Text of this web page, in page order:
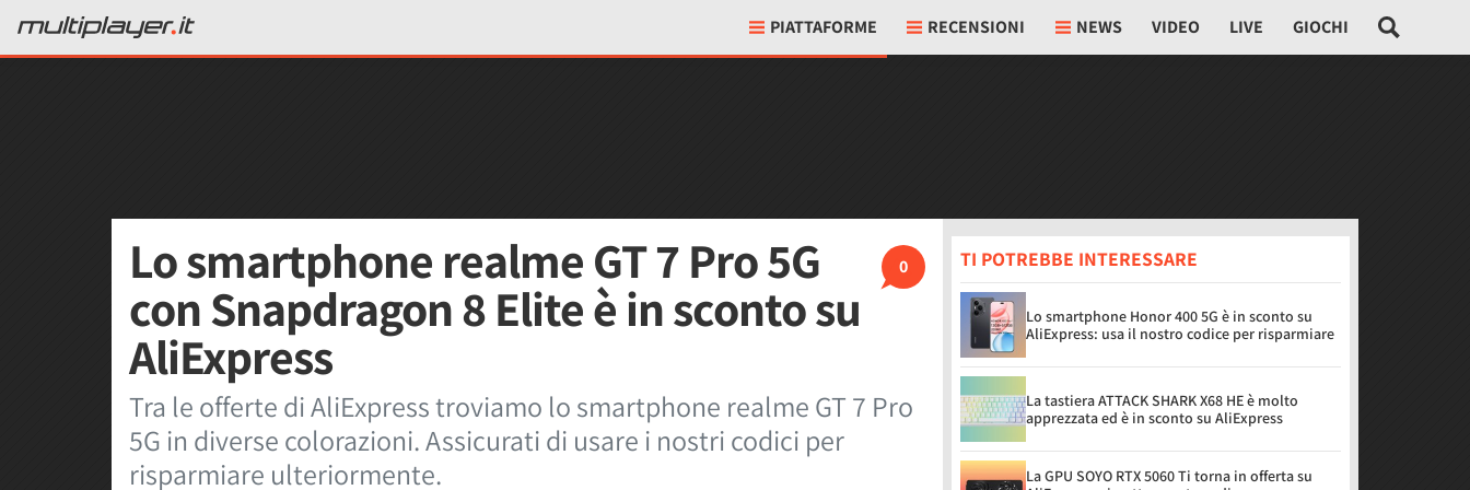
PIATTAFORME RECENSIONI NEWS VIDEO LIVE GIOCHI
0
Lo smartphone realme GT 7 Pro 5G
con Snapdragon 8 Elite è in sconto su
AliExpress
Tra le offerte di AliExpress troviamo lo smartphone realme GT 7 Pro
5G in diverse colorazioni. Assicurati di usare i nostri codici per
risparmiare ulteriormente.
TI POTREBBE INTERESSARE
Lo smartphone Honor 400 5G è in sconto su
AliExpress: usa il nostro codice per risparmiare
La tastiera ATTACK SHARK X68 HE è molto
apprezzata ed è in sconto su AliExpress
La GPU SOYO RTX 5060 Ti torna in offerta su